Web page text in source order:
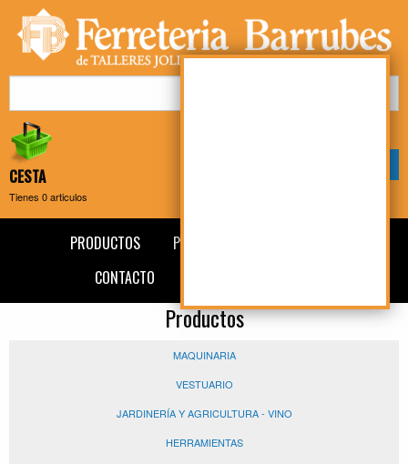
CESTA
Tienes 0articulos
PRODUCTOS PRESENTACIÓN
CONTACTO
Productos
MAQUINARIA
VESTUARIO
JARDINERÍA Y AGRICULTURA - VINO
HERRAMIENTAS